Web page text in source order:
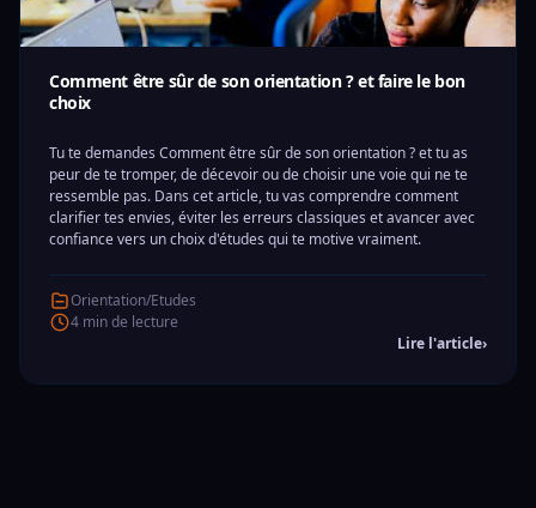
Comment être sûr de son orientation ? et faire le bon
choix
Tu te demandes Comment être sûr de son orientation ? et tu as
peur de te tromper, de décevoir ou de choisir une voie qui ne te
ressemble pas. Dans cet article, tu vas comprendre comment
clarifier tes envies, éviter les erreurs classiques et avancer avec
confiance vers un choix d'études qui te motive vraiment.
Orientation/Etudes
4 min de lecture
Lire l'article›